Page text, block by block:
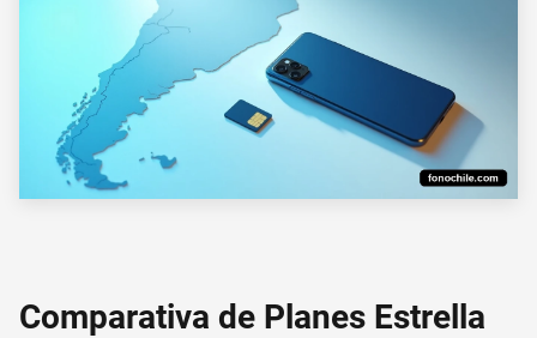
Comparativa de Planes Estrella